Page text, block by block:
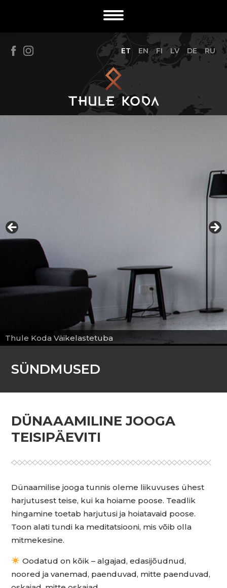
ET EN FI LV DE RU
Thule Koda Väikelastetuba
SÜNDMUSED
DÜNAAAMILINE JOOGA
TEISIPÄEVITI
Dünaamilise jooga tunnis oleme liikuvuses ühest
harjutusest teise, kui ka hoiame poose. Teadlik
hingamine toetab harjutusi ja hoiatavaid poose.
Toon alati tundi ka meditatsiooni, mis võib olla
mitmekesine.
Oodatud on kõik – algajad, edasijõudnud,
noored ja vanemad, paenduvad, mitte paenduvad,